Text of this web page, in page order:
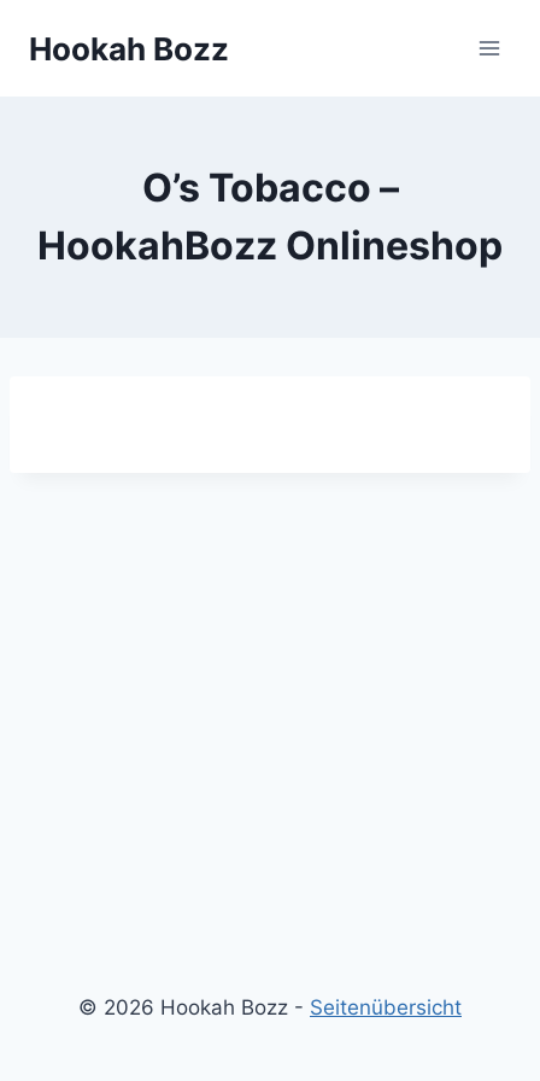
InhaltHookah Bozz
O’s Tobacco –
HookahBozz Onlineshop
© 2026 Hookah Bozz - Seitenübersicht